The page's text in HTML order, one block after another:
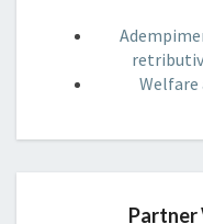
Welfare
Partner